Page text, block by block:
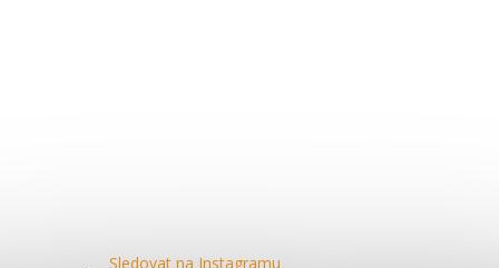
Sledovat na Instagramu